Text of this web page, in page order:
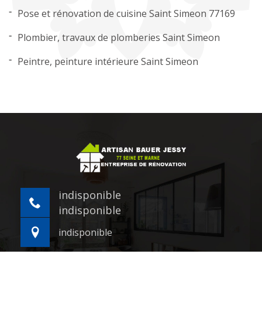
Pose et rénovation de cuisine Saint Simeon 77169
Plombier, travaux de plomberies Saint Simeon
Peintre, peinture intérieure Saint Simeon
indisponible
indisponible
indisponible